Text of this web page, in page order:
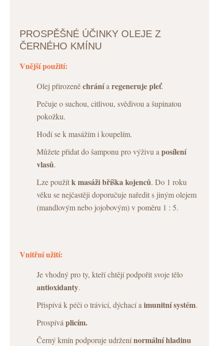
PROSPĚŠNÉ ÚČINKY OLEJE Z
ČERNÉHO KMÍNU
Vnější použití:
Olej přirozeněchránía regeneruje pleť.
Pečuje o suchou, citlivou, svědivou a šupinatou
pokožku.
Hodí se k masážím i koupelím.
Můžete přidat do šamponu pro výživu a posílení
vlasů.
Lze použítk masáži bříška kojenců. Do 1 roku
věku se nejčastěji doporučuje naředit s jiným olejem
(mandlovým nebo jojobovým) v poměru 1 : 5.
Vnitřní užití:
Je vhodný pro ty, kteří chtějí podpořit svoje tělo
antioxidanty.
Přispívá k péči o trávicí, dýchací a imunitní systém.
Prospívá plicím.
Černý kmín podporuje udrženínormální hladinu